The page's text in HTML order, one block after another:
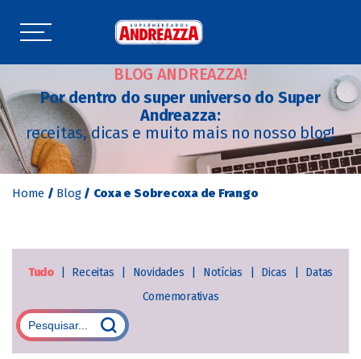
BLOG ANDREAZZA!
Por dentro do super universo do Super
Andreazza:
receitas, dicas e muito mais no nosso blog!
Home / Blog / Coxa e Sobrecoxa de Frango
Tudo Receitas Novidades Notícias Dicas
Datas
Comemorativas